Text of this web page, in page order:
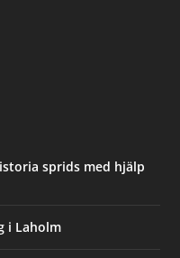
sprids med hjälp
i Laholm